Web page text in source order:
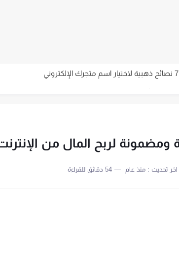
9 عوامل تُساعدك على اختيار النشاط المُناسب لمشروعك
5 قواعد لاختيار اسم ناجح على الإنترنت
اخر تحديث :منذ عام 54 دقائق للقراءة